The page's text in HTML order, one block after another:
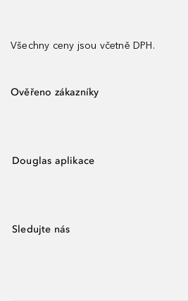
Všechny ceny jsou včetně DPH.
Ověřeno zákazníky
Douglas aplikace
Sledujte nás